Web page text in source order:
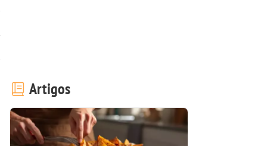
Artigos